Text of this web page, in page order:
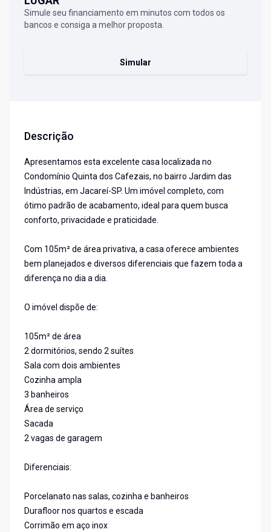
Simule seu financiamento em minutos com todos os
bancos e consiga a melhor proposta.
Simular
Descrição
Apresentamos esta excelente casa localizada no
Condomínio Quinta dos Cafezais, no bairro Jardim das
Indústrias, em Jacareí-SP. Um imóvel completo, com
ótimo padrão de acabamento, ideal para quem busca
conforto, privacidade e praticidade.
Com 105m² de área privativa, a casa oferece ambientes
bem planejados e diversos diferenciais que fazem toda a
diferença no dia a dia.
O imóvel dispõe de:
105m² de área
2 dormitórios, sendo 2 suítes
Sala com dois ambientes
Cozinha ampla
3 banheiros
Área de serviço
Sacada
2 vagas de garagem
Diferenciais:
Porcelanato nas salas, cozinha e banheiros
Durafloor nos quartos e escada
Corrimão em aço inox